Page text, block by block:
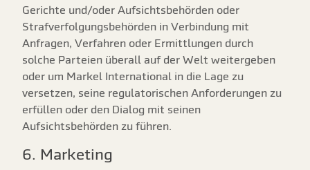
Gerichte und/oder Aufsichtsbehörden oder
Strafverfolgungsbehörden in Verbindung mit
Anfragen, Verfahren oder Ermittlungen durch
solche Parteien überall auf der Welt weitergeben
oder um Markel International in die Lage zu
versetzen, seine regulatorischen Anforderungen zu
erfüllen oder den Dialog mit seinen
Aufsichtsbehörden zu führen.
6. Marketing